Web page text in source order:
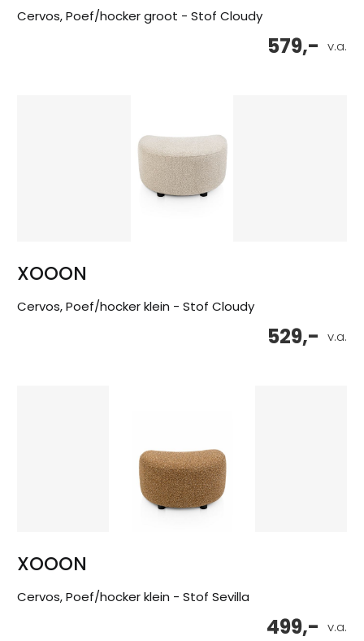
Cervos, Poef/hocker groot - Stof Cloudy
v.a.
579,-
XOOON
Cervos, Poef/hocker klein - Stof Cloudy
v.a.
529,-
XOOON
Cervos, Poef/hocker klein - Stof Sevilla
v.a.
499,-